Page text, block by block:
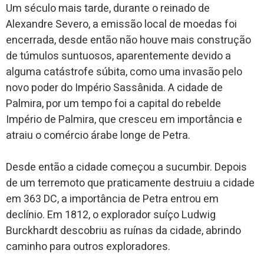
Um século mais tarde, durante o reinado de
Alexandre Severo, a emissão local de moedas foi
encerrada, desde então não houve mais construção
de túmulos suntuosos, aparentemente devido a
alguma catástrofe súbita, como uma invasão pelo
novo poder do Império Sassânida. A cidade de
Palmira, por um tempo foi a capital do rebelde
Império de Palmira, que cresceu em importância e
atraiu o comércio árabe longe de Petra.
Desde então a cidade começou a sucumbir. Depois
de um terremoto que praticamente destruiu a cidade
em 363 DC, a importância de Petra entrou em
declínio. Em 1812, o explorador suíço Ludwig
Burckhardt descobriu as ruínas da cidade, abrindo
caminho para outros exploradores.